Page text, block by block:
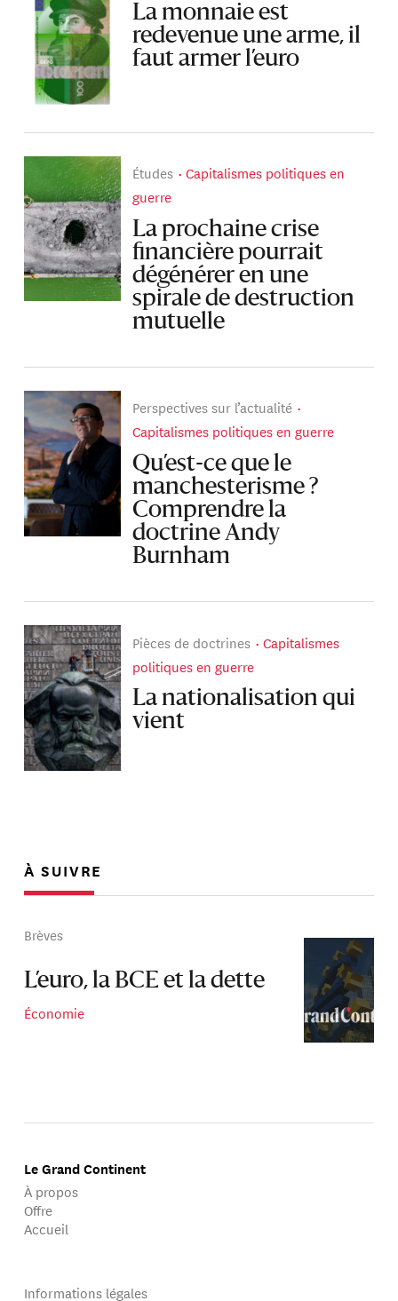
La monnaie est
redevenue une arme, il
faut armer l’euro
Études
Capitalismes politiques en
guerre
La prochaine crise
financière pourrait
dégénérer en une
spirale de destruction
mutuelle
Perspectives sur l’actualité
Capitalismes politiques en guerre
Qu’est-ce que le
manchesterisme ?
Comprendre la
doctrine Andy
Burnham
Pièces de doctrines
Capitalismes
politiques en guerre
La nationalisation qui
vient
À SUIVRE
Brèves
L’euro, la BCE et la dette
Économie
Le Grand Continent
À propos
Offre
Accueil
Informations légales